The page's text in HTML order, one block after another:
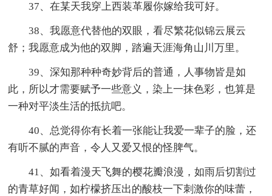
37、在某天我穿上西装革履你嫁给我可好。
38、我愿意代替他的双眼，看尽繁花似锦云展云
舒；我愿意成为他的双脚，踏遍天涯海角山川万里。
39、深知那种种奇妙背后的普通，人事物皆是如
此，所以才需要赋予一些意义，染上一抹色彩，也算是
一种对平淡生活的抵抗吧。
40、总觉得你有长着一张能让我爱一辈子的脸，还
有听不腻的声音，令人又爱又恨的怪脾气。
41、如看着漫天飞舞的樱花瓣浪漫，如雨后切割过
的青草好闻，如柠檬挤压出的酸枝一下刺激你的味蕾，